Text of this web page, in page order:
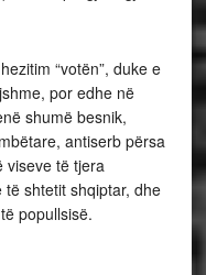
“votën”, duke e
por edhe në
shumë besnik,
antiserb përsa
viseve të tjera
shtetit shqiptar, dhe
popullsisë.